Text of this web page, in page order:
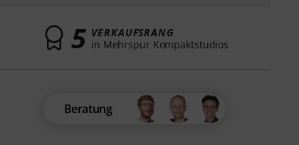
5 VERKAUFSRANG
in Mehrspur Kompaktstudios
Beratung